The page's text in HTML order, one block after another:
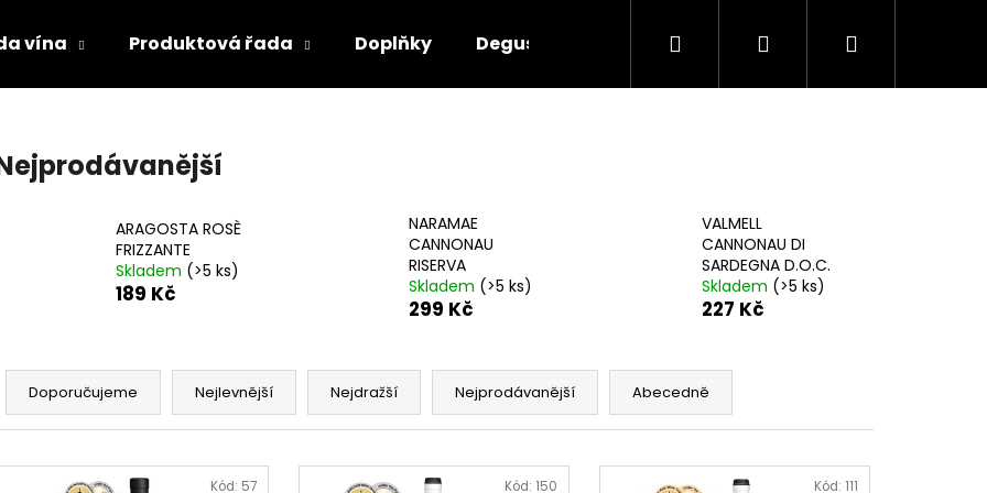
vína Produktová řada Doplňky Degustace Kontakty
Hledat PřihlášeníNákupní
ARAGOSTA ROSÈ
FRIZZANTE
Skladem (>5 ks)
189 Kč
NARAMAE
CANNONAU
RISERVA
Skladem (>5 ks)
299 Kč
VALMELL
CANNONAU DI
SARDEGNA D.O.C.
Skladem (>5 ks)
227 Kč
Ř
Doporučujeme Nejlevnější Nejdražší Nejprodávanější Abecedně
Kód: 57 Kód: 150 Kód: 111
Doporučujeme
Následující